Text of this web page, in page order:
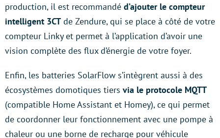
production, il est recommandé d’ajouter le compteur
intelligent 3CT de Zendure, qui se place à côté de votre
compteur Linky et permet à l’application d’avoir une
vision complète des flux d’énergie de votre foyer.
Enfin, les batteries SolarFlow s’intègrent aussi à des
écosystèmes domotiques tiers via le protocole MQTT
(compatible Home Assistant et Homey), ce qui permet
de coordonner leur fonctionnement avec une pompe à
chaleur ou une borne de recharge pour véhicule